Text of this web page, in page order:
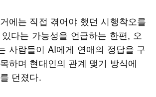
에는 직접 겪어야 했던 시행착오를
다는 가능성을 언급하는 한편, 오
사람들이 AI에게 연애의 정답을 구
하며 현대인의 관계 맺기 방식에
던졌다.